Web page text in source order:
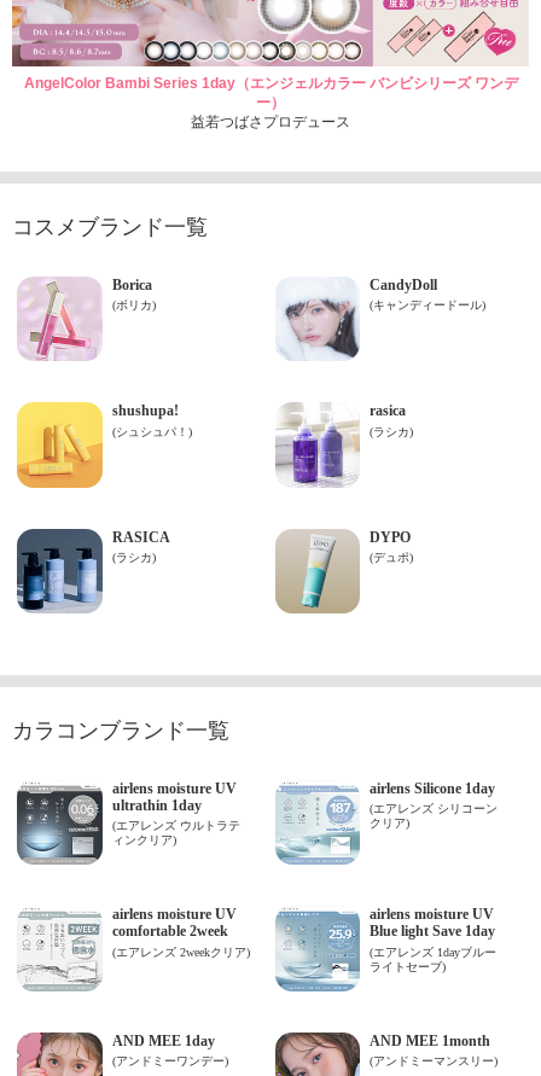
AngelColor Bambi Series 1day（エンジェルカラー バンビシリーズ ワンデ
ー）
益若つばさプロデュース
コスメブランド一覧
カラコンブランド一覧